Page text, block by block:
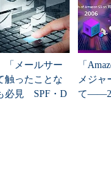
「メールサー
触ったことな
必見 SPF・D
「
メジャ
て